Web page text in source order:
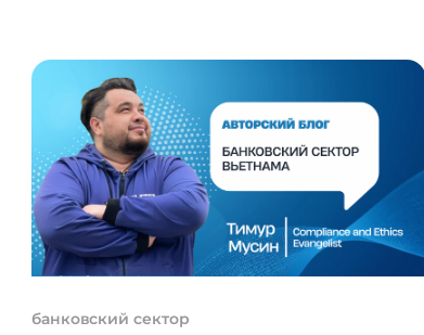
злоумышленников — в 2025 году на них
пришлось больше всего инцидентов
высокой критичности. В топ-3 самых
атакуемых отраслей также вошёл ИТ-
сектор, опередив сферу финансов. Однако
угроза для
банковский сектор